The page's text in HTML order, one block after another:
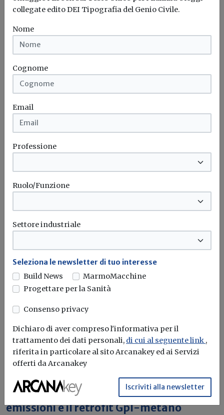
Idrogeno verde, una soluzione per
l'energia del futuro. Ma oggi è ancora
troppo caro
L'obiettivo crescita sostenibile è raggiungibile
momento...Leggi
Bonus elettrodomestici green,
spunta il nuovo contributo per
Il governo ha allo studio l'introduzione di un nuovo
Potrebbe interessarti
Sismabonus, scoperta una frode da 2,9
milioni: sequestri e undici indagati
False asseverazioni e lavori mai completati avrebbero
generato crediti d'imposta inesistenti. La...
Attualità
Ecobonus 2026, aperte le prenotazioni
per i veicoli commerciali a basse
emissioni e il retrofit Gpl-metano
collegate edito DEI Tipografia del Genio Civile.
Nome
Cognome
Email
Professione
Ruolo/Funzione
Settore industriale
Seleziona le newsletter di tuo interesse
Build News
MarmoMacchine
Progettare per la Sanità
Consenso privacy
Dichiaro di aver compreso l'informativa per il
trattamento dei dati personali, di cui al seguente link ,
riferita in particolare al sito Arcanakey ed ai Servizi
offerti da Arcanakey
Iscriviti alla newsletter